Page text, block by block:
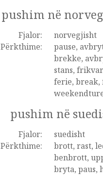
pushim në
Fjalor:
norvegjisht
Përkthime:
pause,
brekke,
stans,
ferie, break,
pushim në
Fjalor:
suedisht
Përkthime:
brott, rast,
benbrott,
bryta, paus,